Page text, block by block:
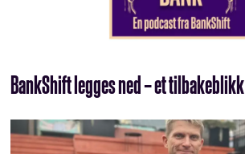
BankShift legges ned – et tilbakeblikk